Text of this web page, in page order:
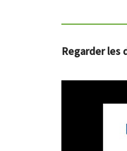
Regarder les